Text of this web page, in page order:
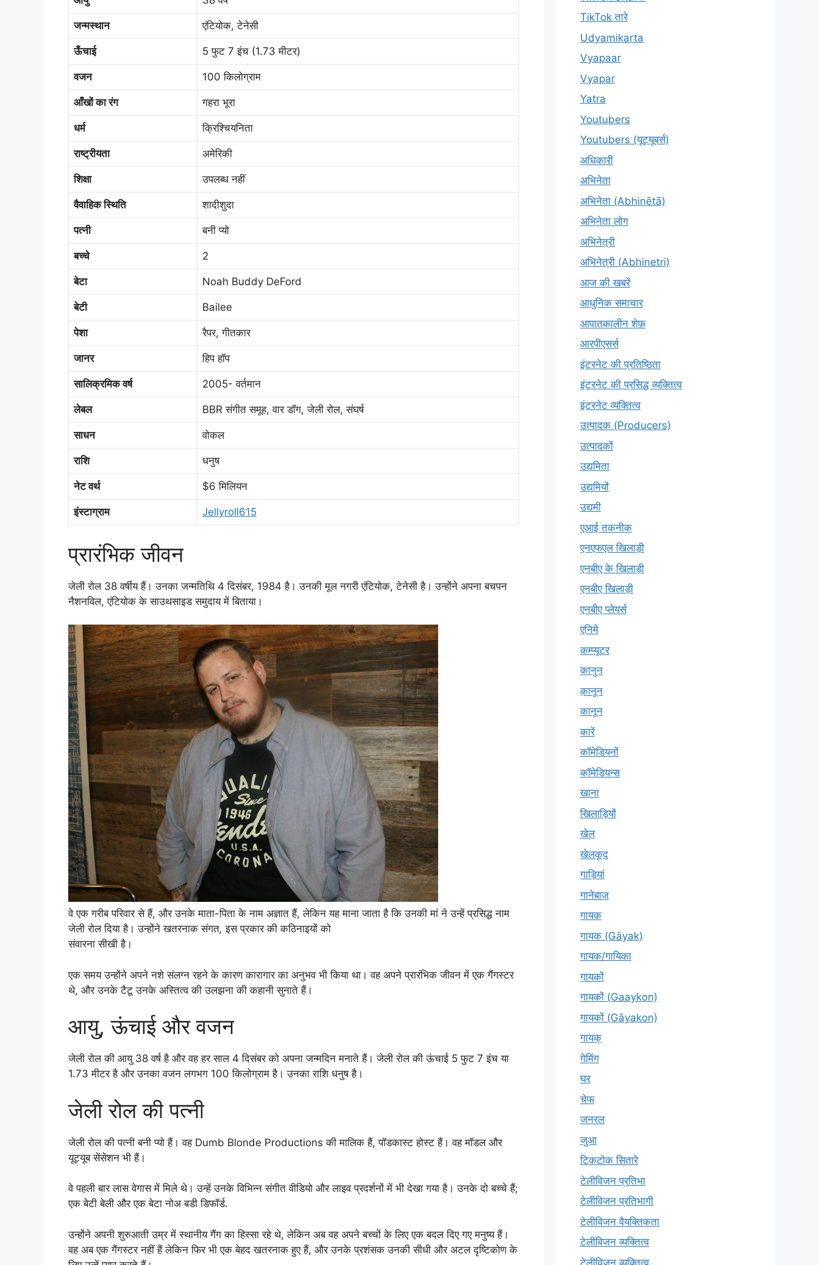
जन्मस्थान एंटियोक, टेनेसी
ऊँचाई 5 फुट 7 इंच (1.73 मीटर)
वजन 100 किलोग्राम
आँखों का रंग गहरा भूरा
धर्म क्रिश्चियनिता
राष्ट्रीयता अमेरिकी
शिक्षा उपलब्ध नहीं
वैवाहिक स्थिति शादीशुदा
पत्नी बनी प्यो
बच्चे 2
बेटा Noah Buddy DeFord
बेटी Bailee
पेशा रैपर, गीतकार
जानर हिप हॉप
सालिक्रमिक वर्ष 2005- वर्तमान
लेबल BBR संगीत समूह, वार डॉग, जेली रोल, संघर्ष
साधन वोकल
राशि धनुष
नेट वर्थ $6 मिलियन
इंस्टाग्राम Jellyroll615
प्रारंभिक जीवन
जेली रोल 38 वर्षीय हैं। उनका जन्मतिथि 4 दिसंबर, 1984 है। उनकी मूल नगरी एंटियोक, टेनेसी है। उन्होंने अपना बचपन
नैशनविल, एंटियोक के साउथसाइड समुदाय में बिताया।
वे एक गरीब परिवार से हैं, और उनके माता-पिता के नाम अज्ञात हैं, लेकिन यह माना जाता है कि उनकी मां ने उन्हें प्रसिद्ध नाम
जेली रोल दिया है। उन्होंने खतरनाक संगत,इस प्रकार की कठिनाइयों को
संवारना सीखी है।
एक समय उन्होंने अपने नशे संलग्न रहने के कारण कारागार का अनुभव भी किया था। वह अपने प्रारंभिक जीवन में एक गैंगस्टर
थे, और उनके टैटू उनके अस्तित्व की उलझना की कहानी सुनाते हैं।
आयु, ऊंचाई और वजन
जेली रोल की आयु 38 वर्ष है और वह हर साल 4 दिसंबर को अपना जन्मदिन मनाते हैं। जेली रोल की ऊंचाई 5 फुट 7 इंच या
1.73 मीटर है और उनका वजन लगभग 100 किलोग्राम है। उनका राशि धनुष है।
जेली रोल की पत्नी
जेली रोल की पत्नी बनी प्यो हैं। वह Dumb Blonde Productions की मालिक हैं, पॉडकास्ट होस्ट हैं। वह मॉडल और
यूट्यूब सेंसेशन भी हैं।
वे पहली बार लास वेगास में मिले थे। उन्हें उनके विभिन्न संगीत वीडियो और लाइव प्रदर्शनों में भी देखा गया है। उनके दो बच्चे हैं;
एक बेटी बेली और एक बेटा नोअ बडी डिफॉर्ड.
उन्होंने अपनी शुरुआती उम्र में स्थानीय गैंग का हिस्सा रहे थे, लेकिन अब वह अपने बच्चों के लिए एक बदल दिए गए मनुष्य हैं।
वह अब एक गैंगस्टर नहीं हैं लेकिन फिर भी एक बेहद खतरनाक हुए हैं, और उनके प्रशंसक उनकी सीधी और अटल दृष्टिकोण के
TikTok तारे
Udyamikarta
Vyapaar
Vyapar
Yatra
Youtubers
Youtubers (यूट्यूबर्स)
अधिकारी
अभिनेता
अभिनेता (Abhinētā)
अभिनेता लोग
अभिनेत्री
अभिनेत्री (Abhinetri)
आज की खबरें
आधुनिक समाचार
आपातकालीन शेफ़
आरपीएसर्स
इंटरनेट की प्रतिष्ठिता
इंटरनेट की प्रसिद्ध व्यक्तित्व
इंटरनेट व्यक्तित्व
उत्पादक (Producers)
उत्पादकों
उद्यमिता
उद्यमियों
उद्यमी
एआई तकनीक
एनएफएल खिलाड़ी
एनबीए के खिलाड़ी
एनबीए खिलाड़ी
एनबीए प्लेयर्स
एनिमे
कम्प्यूटर
कानुन
क़ानून
कानून
कारें
कॉमेडियनों
कॉमेडियन्स
खाना
खिलाड़ियों
खेल
खेलकूद
गाड़ियां
गानेबाज
गायक
गायक (Gāyak)
गायक/गायिका
गायकों
गायकों (Gaaykon)
गायकों (Gāyakon)
गायक्
गेमिंग
घर
चेफ
जनरल
जुआ
टिकटोक सितारे
टेलीविजन प्रतिभा
टेलीविजन प्रतिभागी
टेलीविजन वैयक्तिकता
टेलीविजन व्यक्तित्व
टेलीविज़न व्यक्तित्व